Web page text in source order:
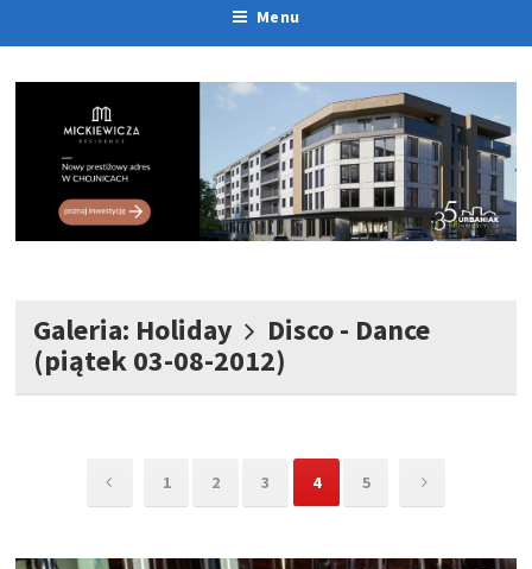
Menu
Galeria: Holiday
Disco - Dance
(piątek 03-08-2012)
1 2 3 4 5